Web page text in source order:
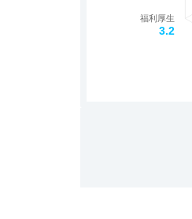
福利厚生
3.2